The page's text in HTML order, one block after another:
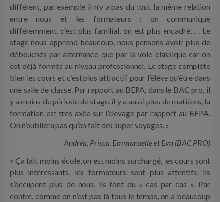
différent, par exemple il n’y a pas du tout la même relation
entre nous et les formateurs : on communique
différemment, c’est plus familial, on est plus encadré… . Le
stage nous apprend beaucoup, nous pensons avoir plus de
débouchés par alternance que par la voie classique car on
est déjà formés au niveau professionnel. Le stage complète
bien les cours et c’est plus attractif pour l’élève qu’être dans
une salle de classe. Par rapport au BEPA, dans le BAC pro, il
y a moins de période de stage, il y a aussi plus de matières, la
formation est très axée sur l’élevage par rapport au BEPA.
On n’oubliera pas qu’on fait des super voyages. »
Andréa, Prisca, Emmanuelle et Eva (BAC PRO)
« Ça fait moins école, on est moins surchargé, les cours sont
plus intéressants, les formateurs sont plus attentifs, ils
s’occupent plus de nous, ils font du « cas par cas ». Par
contre, comme on n’est pas là tous le temps, on a beaucoup